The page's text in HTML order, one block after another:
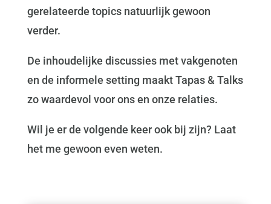
gerelateerde topics natuurlijk gewoon
verder.
De inhoudelijke discussies met vakgenoten
en de informele setting maakt Tapas & Talks
zo waardevol voor ons en onze relaties.
Wil je er de volgende keer ook bij zijn? Laat
het me gewoon even weten.